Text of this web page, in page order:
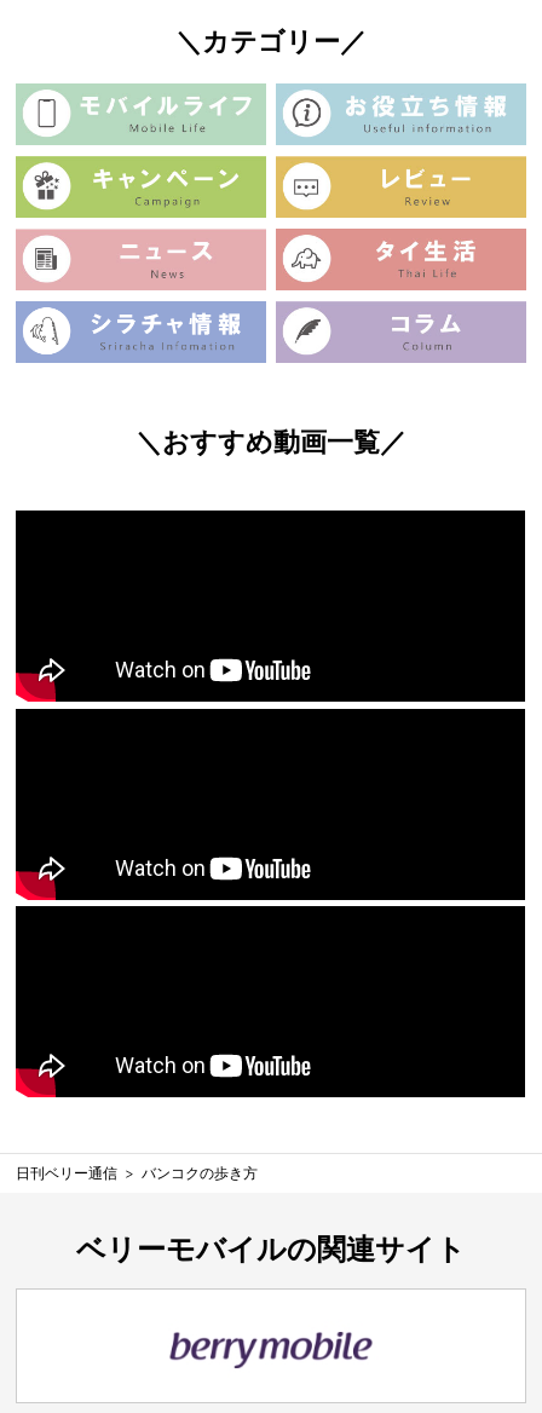
＼カテゴリー／
＼おすすめ動画一覧／
日刊ベリー通信 バンコクの歩き方
ベリーモバイルの関連サイト